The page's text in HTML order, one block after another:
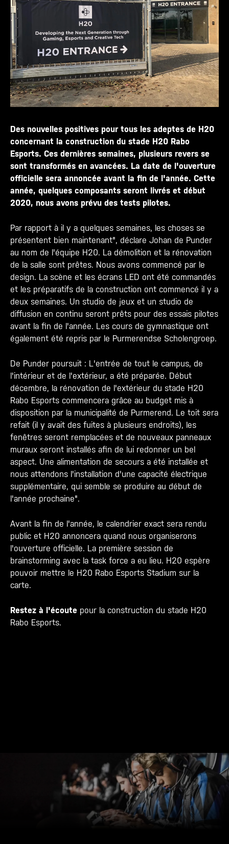
Des nouvelles positives pour tous les adeptes de H20
concernant la construction du stade H20 Rabo
Esports. Ces dernières semaines, plusieurs revers se
sont transformés en avancées. La date de l'ouverture
officielle sera annoncée avant la fin de l'année. Cette
année, quelques composants seront livrés et début
2020, nous avons prévu des tests pilotes.
Par rapport à il y a quelques semaines, les choses se
présentent bien maintenant", déclare Johan de Punder
au nom de l'équipe H20. La démolition et la rénovation
de la salle sont prêtes. Nous avons commencé par le
design. La scène et les écrans LED ont été commandés
et les préparatifs de la construction ont commencé il y a
deux semaines. Un studio de jeux et un studio de
diffusion en continu seront prêts pour des essais pilotes
avant la fin de l'année. Les cours de gymnastique ont
également été repris par le Purmerendse Scholengroep.
De Punder poursuit : L'entrée de tout le campus, de
l'intérieur et de l'extérieur, a été préparée. Début
décembre, la rénovation de l'extérieur du stade H20
Rabo Esports commencera grâce au budget mis à
disposition par la municipalité de Purmerend. Le toit sera
refait (il y avait des fuites à plusieurs endroits), les
fenêtres seront remplacées et de nouveaux panneaux
muraux seront installés afin de lui redonner un bel
aspect. Une alimentation de secours a été installée et
nous attendons l'installation d'une capacité électrique
supplémentaire, qui semble se produire au début de
l'année prochaine".
Avant la fin de l'année, le calendrier exact sera rendu
public et H20 annoncera quand nous organiserons
l'ouverture officielle. La première session de
brainstorming avec la task force a eu lieu. H20 espère
pouvoir mettre le H20 Rabo Esports Stadium sur la
carte.
Restez à l'écoute pour la construction du stade H20
Rabo Esports.